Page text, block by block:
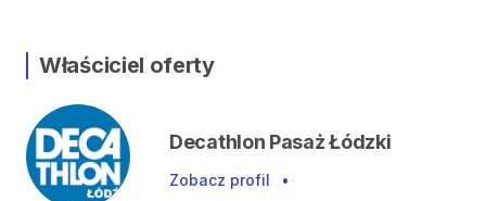
Właściciel oferty
Decathlon Pasaż Łódzki
Zobacz profil •